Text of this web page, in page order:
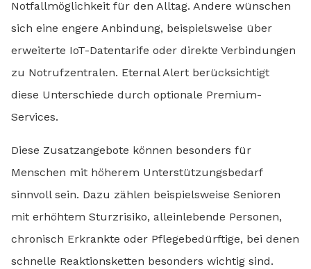
Notfallmöglichkeit für den Alltag. Andere wünschen
sich eine engere Anbindung, beispielsweise über
erweiterte IoT-Datentarife oder direkte Verbindungen
zu Notrufzentralen. Eternal Alert berücksichtigt
diese Unterschiede durch optionale Premium-
Services.
Diese Zusatzangebote können besonders für
Menschen mit höherem Unterstützungsbedarf
sinnvoll sein. Dazu zählen beispielsweise Senioren
mit erhöhtem Sturzrisiko, alleinlebende Personen,
chronisch Erkrankte oder Pflegebedürftige, bei denen
schnelle Reaktionsketten besonders wichtig sind.